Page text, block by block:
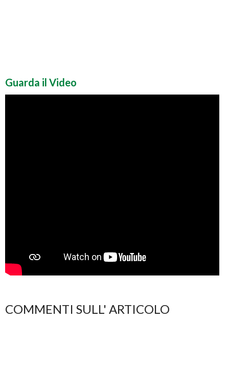
Guarda il Video
COMMENTI SULL' ARTICOLO